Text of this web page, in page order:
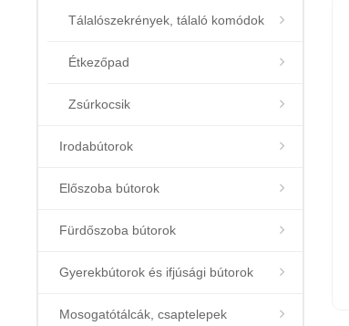
Tálalószekrények, tálaló komódok
Étkezőpad
Zsúrkocsik
Irodabútorok
Előszoba bútorok
Fürdőszoba bútorok
Gyerekbútorok és ifjúsági bútorok
Mosogatótálcák, csaptelepek